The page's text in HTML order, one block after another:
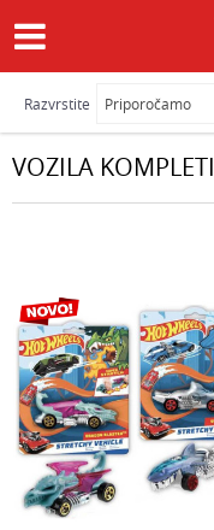
VOZILA KOMPLETI
Razvrstite